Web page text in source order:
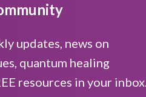
updates, news on
quantum healing
resources in your